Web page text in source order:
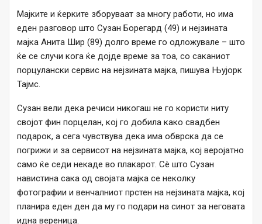
Мајките и ќерките зборуваат за многу работи, но има
еден разговор што Сузан Борегард (49) и нејзината
мајка Анита Шир (89) долго време го одложувале – што
ќе се случи кога ќе дојде време за тоа, со саканиот
порцулански сервис на нејзината мајка, пишува Њујорк
Тајмс.
Сузан вели дека речиси никогаш не го користи ниту
својот фин порцелан, кој го добила како свадбен
подарок, а сега чувствува дека има обврска да се
погрижи и за сервисот на нејзината мајка, кој веројатно
само ќе седи некаде во плакарот. Сè што Сузан
навистина сака од својата мајка се неколку
фотографии и венчалниот прстен на нејзината мајка, кој
планира еден ден да му го подари на синот за неговата
идна вереница.